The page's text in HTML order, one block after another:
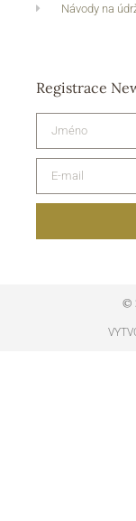
Návody na
Registrace
©